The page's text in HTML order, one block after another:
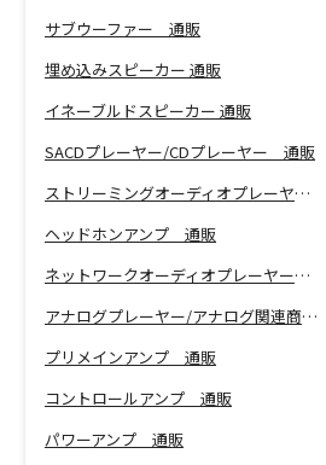
サブウーファー 通販
埋め込みスピーカー 通販
イネーブルドスピーカー 通販
SACDプレーヤー/CDプレーヤー 通販
ストリーミングオーディオプレーヤー 通販
ヘッドホンアンプ 通販
ネットワークオーディオプレーヤー 通販
アナログプレーヤー/アナログ関連商品 通販
プリメインアンプ 通販
コントロールアンプ 通販
パワーアンプ 通販